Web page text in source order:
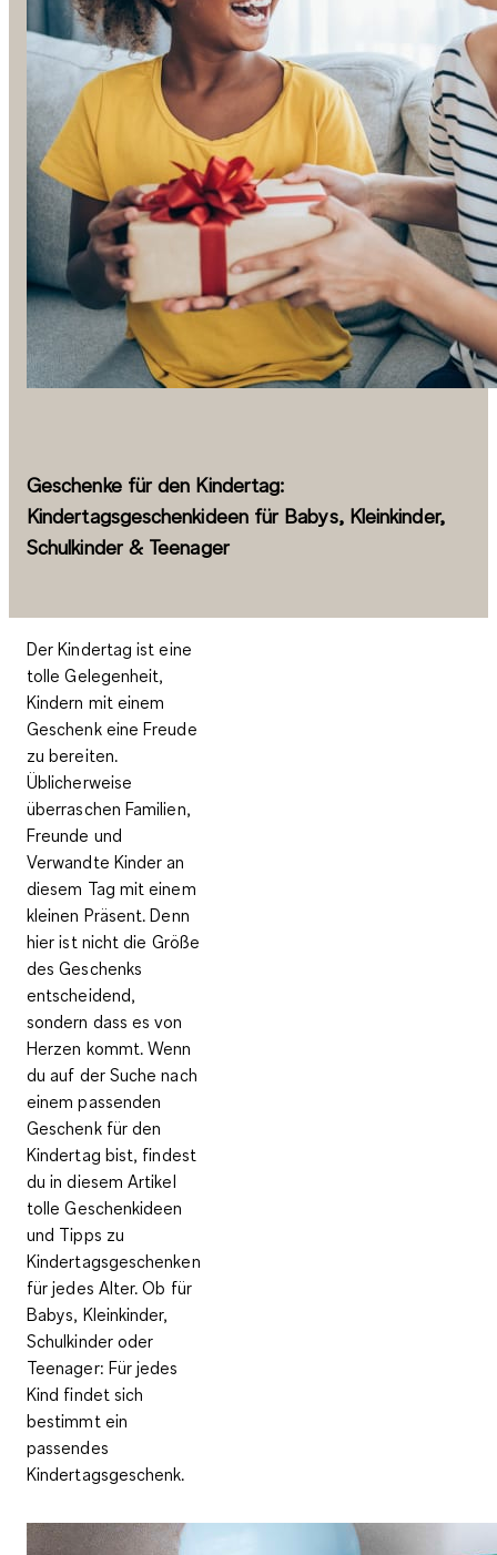
Geschenke für den Kindertag:
Kindertagsgeschenkideen für Babys, Kleinkinder,
Schulkinder & Teenager
Der Kindertag ist eine
tolle Gelegenheit,
Kindern mit einem
Geschenk eine Freude
zu bereiten.
Üblicherweise
überraschen Familien,
Freunde und
Verwandte Kinder an
diesem Tag mit einem
kleinen Präsent. Denn
hier ist nicht die Größe
des Geschenks
entscheidend,
sondern dass es von
Herzen kommt. Wenn
du auf der Suche nach
einem passenden
Geschenk für den
Kindertag bist, findest
du in diesem Artikel
tolle Geschenkideen
und Tipps zu
Kindertagsgeschenken
für jedes Alter. Ob für
Babys, Kleinkinder,
Schulkinder oder
Teenager: Für jedes
Kind findet sich
bestimmt ein
passendes
Kindertagsgeschenk.